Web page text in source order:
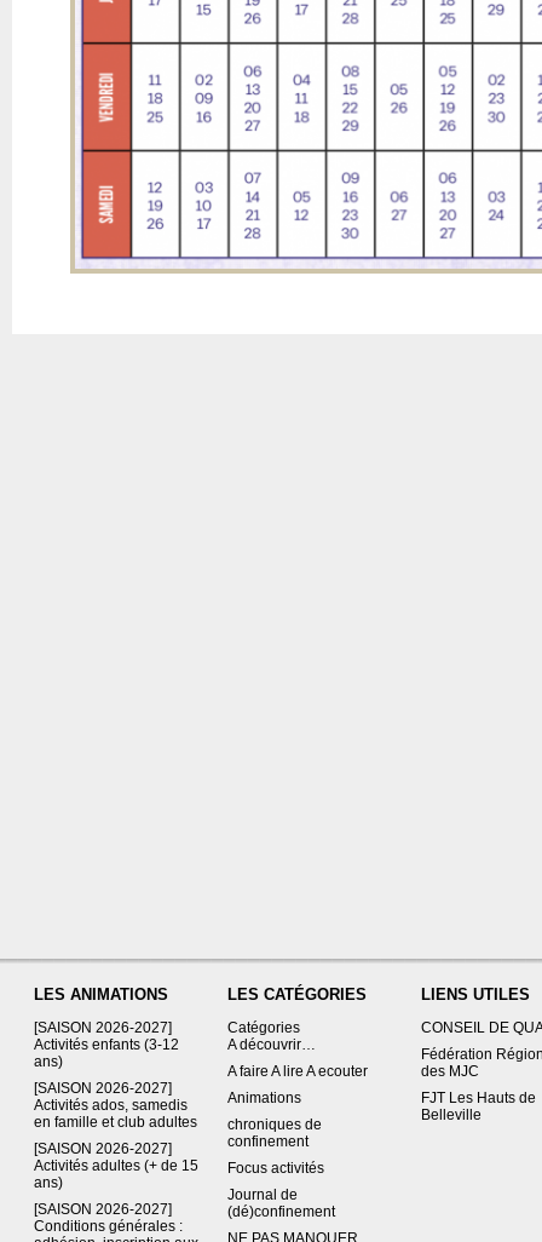
LES ANIMATIONS
[SAISON 2026-2027]
Activités enfants (3-12
ans)
[SAISON 2026-2027]
Activités ados, samedis
en famille et club adultes
[SAISON 2026-2027]
Activités adultes (+ de 15
ans)
[SAISON 2026-2027]
Conditions générales :
LES CATÉGORIES
Catégories
A découvrir…
A faire A lire A ecouter
Animations
chroniques de
confinement
Focus activités
Journal de
(dé)confinement
NE PAS MANQUER
LIENS UTILES
CONSEIL DE
Fédération
des MJC
FJT Les Hauts de
Belleville